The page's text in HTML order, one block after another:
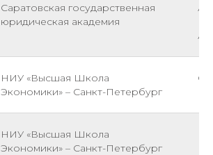
Саратовская государственная
юридическая академия
НИУ «Высшая Школа
Экономики» – Санкт-Петербург
НИУ «Высшая Школа
Экономики» – Санкт-Петербург